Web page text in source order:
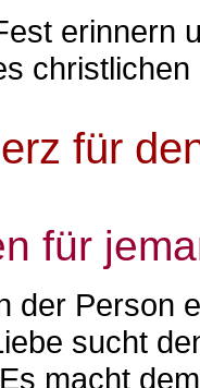
erinnern
für
für
der Person
sucht
macht